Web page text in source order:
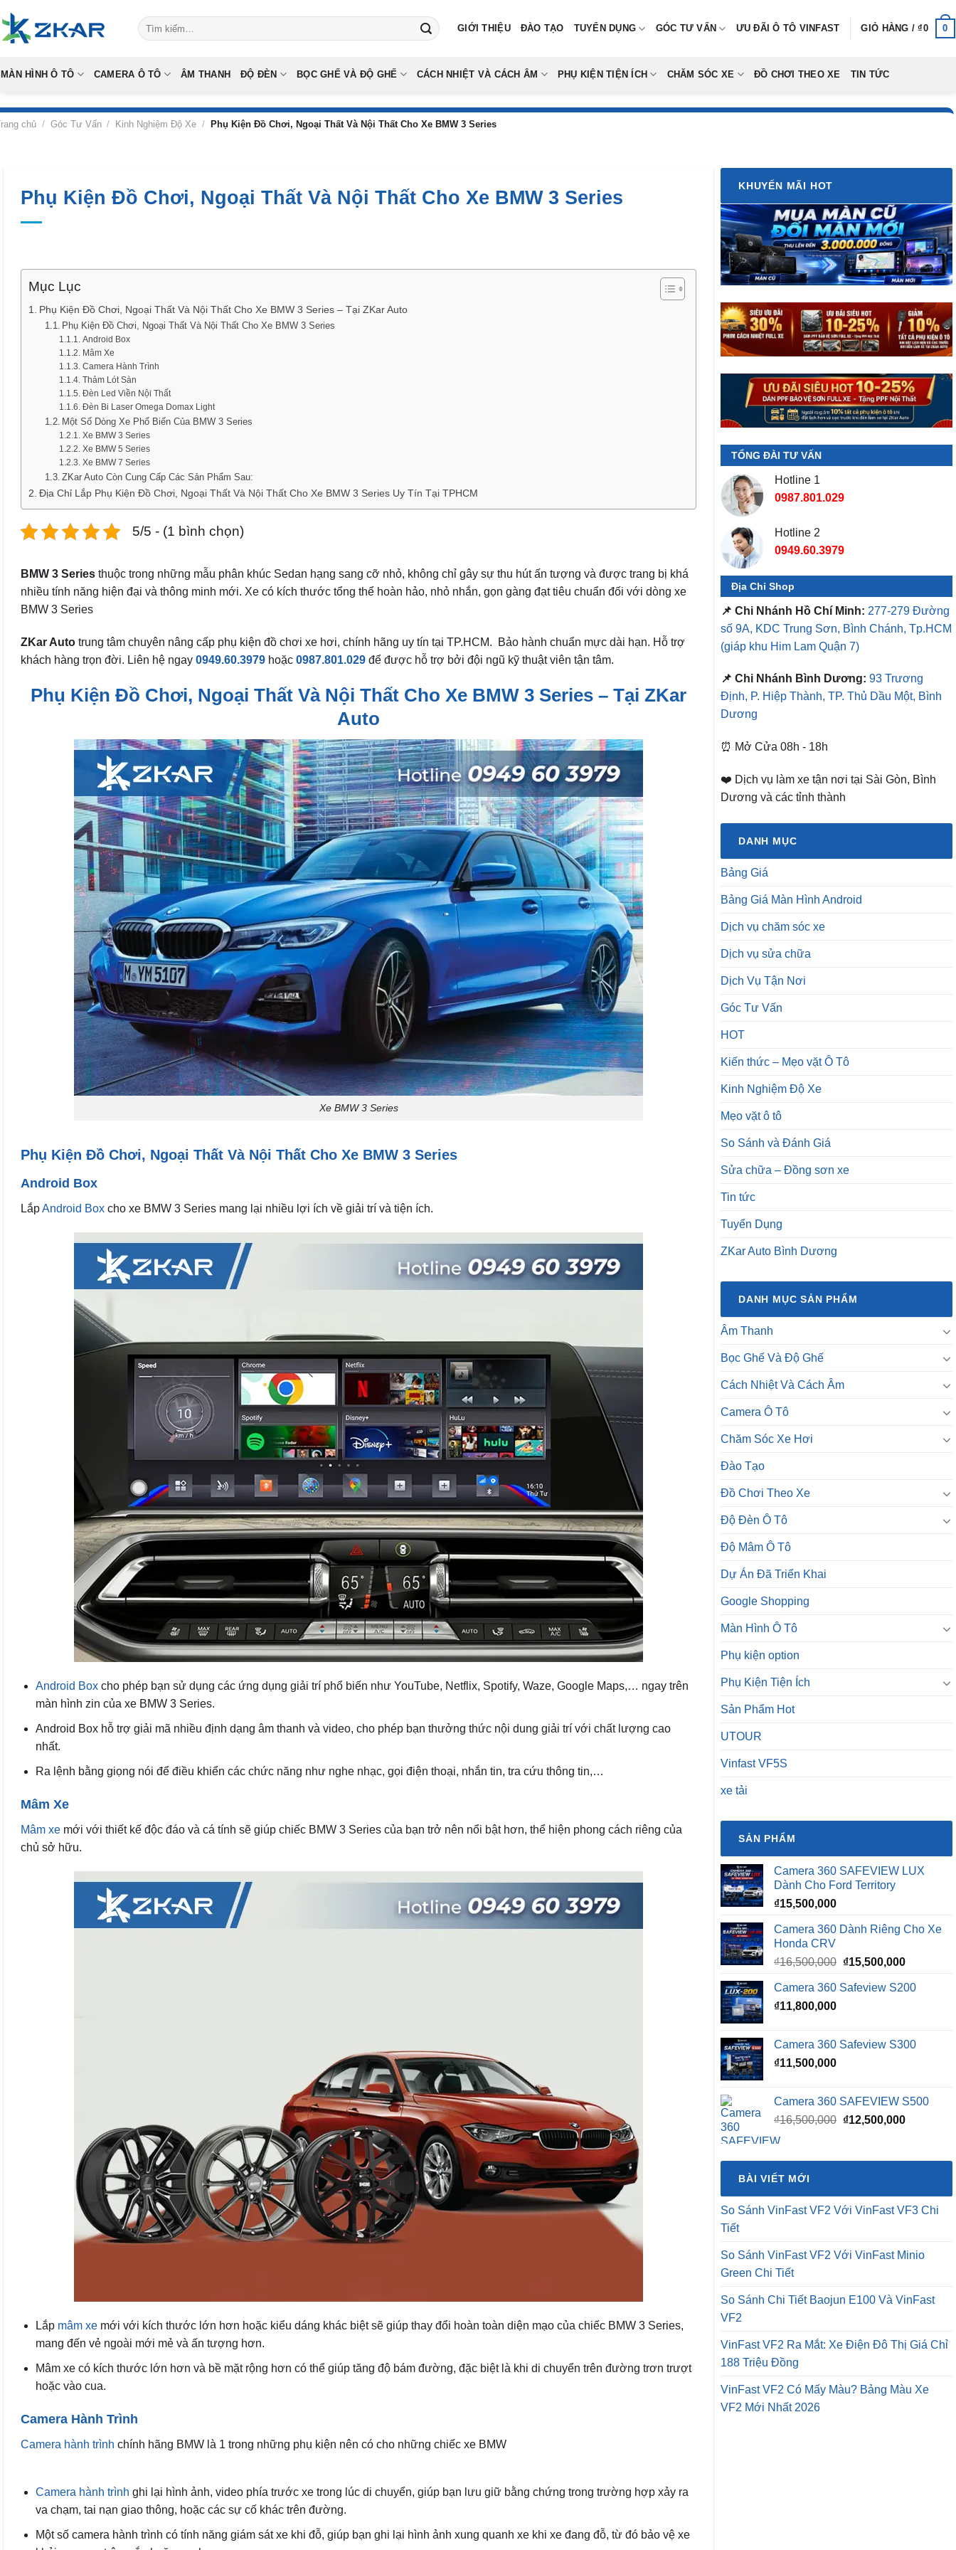
to
content
Tìm
kiếm:
GIỚI THIỆU ĐÀO TẠO TUYỂN DỤNG GÓC TƯ VẤN ƯU ĐÃI Ô TÔ VINFAST GIỎ HÀNG /₫0 0
MÀN HÌNH Ô TÔ CAMERA Ô TÔ ÂM THANH ĐỘ ĐÈN BỌC GHẾ VÀ ĐỘ GHẾ CÁCH NHIỆT VÀ CÁCH ÂM PHỤ KIỆN TIỆN ÍCH CHĂM SÓC XE ĐỒ CHƠI THEO XE TIN TỨC
chủ / Góc Tư Vấn / Kinh Nghiệm Độ Xe / Phụ Kiện Đồ Chơi, Ngoại Thất Và Nội Thất Cho Xe BMW 3 Series
Phụ Kiện Đồ Chơi, Ngoại Thất Và Nội Thất Cho Xe BMW 3 Series
Mục Lục
Phụ Kiện Đồ Chơi, Ngoại Thất Và Nội Thất Cho Xe BMW 3 Series – Tại ZKar Auto
Phụ Kiện Đồ Chơi, Ngoại Thất Và Nội Thất Cho Xe BMW 3 Series
Android Box
Mâm Xe
Camera Hành Trình
Thảm Lót Sàn
Đèn Led Viền Nội Thất
Đèn Bi Laser Omega Domax Light
Một Số Dòng Xe Phổ Biến Của BMW 3 Series
Xe BMW 3 Series
Xe BMW 5 Series
Xe BMW 7 Series
ZKar Auto Còn Cung Cấp Các Sản Phẩm Sau:
Địa Chỉ Lắp Phụ Kiện Đồ Chơi, Ngoại Thất Và Nội Thất Cho Xe BMW 3 Series Uy Tín Tại TPHCM
5/5 - (1 bình chọn)
BMW 3 Series thuộc trong những mẫu phân khúc Sedan hạng sang cỡ nhỏ, không chỉ gây sự thu hút ấn tượng và được trang bị khá
nhiều tính năng hiện đại và thông minh mới. Xe có kích thước tổng thể hoàn hảo, nhỏ nhắn, gọn gàng đạt tiêu chuẩn đối với dòng xe
BMW 3 Series
ZKar Auto trung tâm chuyên nâng cấp phụ kiện đồ chơi xe hơi, chính hãng uy tín tại TP.HCM. Bảo hành chuẩn mực dài hạn. Hỗ trợ
khách hàng trọn đời. Liên hệ ngay 0949.60.3979 hoặc 0987.801.029 để được hỗ trợ bởi đội ngũ kỹ thuật viên tận tâm.
Phụ Kiện Đồ Chơi, Ngoại Thất Và Nội Thất Cho Xe BMW 3 Series – Tại ZKar
Auto
Xe BMW 3 Series
Phụ Kiện Đồ Chơi, Ngoại Thất Và Nội Thất Cho Xe BMW 3 Series
Android Box
LắpAndroid Box cho xe BMW 3 Series mang lại nhiều lợi ích về giải trí và tiện ích.
Android Boxcho phép bạn sử dụng các ứng dụng giải trí phổ biến như YouTube, Netflix, Spotify, Waze, Google Maps,… ngay trên
màn hình zin của xe BMW 3 Series.
Android Box hỗ trợ giải mã nhiều định dạng âm thanh và video, cho phép bạn thưởng thức nội dung giải trí với chất lượng cao
nhất.
Ra lệnh bằng giọng nói để điều khiển các chức năng như nghe nhạc, gọi điện thoại, nhắn tin, tra cứu thông tin,…
Mâm Xe
Mâm xe mới với thiết kế độc đáo và cá tính sẽ giúp chiếc BMW 3 Series của bạn trở nên nổi bật hơn, thể hiện phong cách riêng của
chủ sở hữu.
Lắp mâm xemới với kích thước lớn hơn hoặc kiểu dáng khác biệt sẽ giúp thay đổi hoàn toàn diện mạo của chiếc BMW 3 Series,
mang đến vẻ ngoài mới mẻ và ấn tượng hơn.
Mâm xe có kích thước lớn hơn và bề mặt rộng hơn có thể giúp tăng độ bám đường, đặc biệt là khi di chuyển trên đường trơn trượt
hoặc vào cua.
Camera Hành Trình
Camera hành trình chính hãng BMW là 1 trong những phụ kiện nên có cho những chiếc xe BMW
Camera hành trình ghi lại hình ảnh, video phía trước xe trong lúc di chuyển, giúp bạn lưu giữ bằng chứng trong trường hợp xảy ra
va chạm, tai nạn giao thông, hoặc các sự cố khác trên đường.
Một số camera hành trình có tính năng giám sát xe khi đỗ, giúp bạn ghi lại hình ảnh xung quanh xe khi xe đang đỗ, từ đó bảo vệ xe
KHUYẾN MÃI HOT
TỔNG ĐÀI TƯ VẤN
Hotline 1
0987.801.029
Hotline 2
0949.60.3979
Địa Chỉ Shop
📌 Chi Nhánh Hồ Chí Minh: 277-279 Đường
số 9A, KDC Trung Sơn, Bình Chánh, Tp.HCM
(giáp khu Him Lam Quận 7)
📌 Chi Nhánh Bình Dương: 93 Trương
Định, P. Hiệp Thành, TP. Thủ Dầu Một, Bình
Dương
⏰ Mở Cửa 08h - 18h
❤️ Dịch vụ làm xe tận nơi tại Sài Gòn, Bình
Dương và các tỉnh thành
DANH MỤC
Bảng Giá
Bảng Giá Màn Hình Android
Dịch vụ chăm sóc xe
Dịch vụ sửa chữa
Dịch Vụ Tận Nơi
Góc Tư Vấn
HOT
Kiến thức – Mẹo vặt Ô Tô
Kinh Nghiệm Độ Xe
Mẹo vặt ô tô
So Sánh và Đánh Giá
Sửa chữa – Đồng sơn xe
Tin tức
Tuyển Dụng
ZKar Auto Bình Dương
DANH MỤC SẢN PHẨM
Âm Thanh
Bọc Ghế Và Độ Ghế
Cách Nhiệt Và Cách Âm
Camera Ô Tô
Chăm Sóc Xe Hơi
Đào Tạo
Đồ Chơi Theo Xe
Độ Đèn Ô Tô
Độ Mâm Ô Tô
Dự Án Đã Triển Khai
Google Shopping
Màn Hình Ô Tô
Phụ kiện option
Phụ Kiện Tiện Ích
Sản Phẩm Hot
UTOUR
Vinfast VF5S
xe tải
SẢN PHẨM
Camera 360 SAFEVIEW LUX
Dành Cho Ford Territory
₫15,500,000
Camera 360 Dành Riêng Cho Xe
Honda CRV
₫16,500,000 Giá
là:
₫15,500,000Giá
tại
Camera 360 Safeview S200
₫11,800,000
Camera 360 Safeview S300
₫11,500,000
Camera 360 SAFEVIEW S500
₫16,500,000 Giá
₫16,500,000.
₫12,500,000Giá
là:
BÀI VIẾT MỚI
So Sánh VinFast VF2 Với VinFast VF3 Chi
Tiết
So Sánh VinFast VF2 Với VinFast Minio
Green Chi Tiết
So Sánh Chi Tiết Baojun E100 Và VinFast
VF2
VinFast VF2 Ra Mắt: Xe Điện Đô Thị Giá Chỉ
188 Triệu Đồng
VinFast VF2 Có Mấy Màu? Bảng Màu Xe
VF2 Mới Nhất 2026